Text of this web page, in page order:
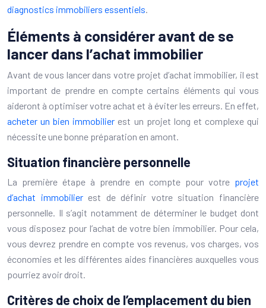
diagnostics immobiliers essentiels
Éléments à considérer avant de se
lancer dans l’achat immobilier
Avant de vous lancer dans votre projet d’achat immobilier, il est
important de prendre en compte certains éléments qui vous
aideront à optimiser votre achat et à éviter les erreurs. En effet,
acheter un bien immobilier est un projet long et complexe qui
nécessite une bonne préparation en amont.
Situation financière personnelle
La première étape à prendre en compte pour votre projet
d’achat immobilierest de définir votre situation financière
personnelle. Il s’agit notamment de déterminer le budget dont
vous disposez pour l’achat de votre bien immobilier. Pour cela,
vous devrez prendre en compte vos revenus, vos charges, vos
économies et les différentes aides financières auxquelles vous
pourriez avoir droit.
Critères de choix de l’emplacement du bien